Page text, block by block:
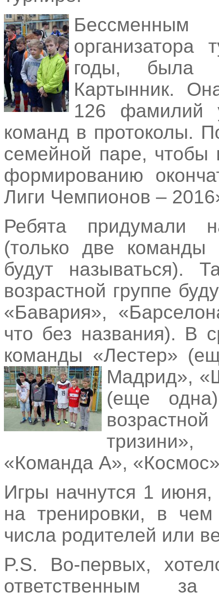
годы, была
Картынник.
126 фамилий
команд в протоколы.
семейной паре, чтобы
формированию
Лиги Чемпионов –
Ребята придумали
(только две
будут называться).
возрастной группе
«Бавария»,
что без названия). В
команды «Лестер»
Мадрид»,
(еще
тризини»,
«Команда А»,
Игры начнутся 1
на тренировки, в
числа родителей или
P.S. Во-первых,
ответственным за